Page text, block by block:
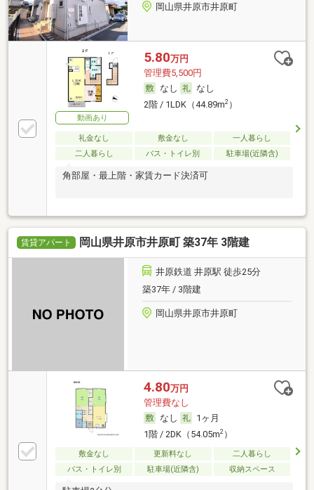
岡山県井原市井原町
動画あり
5.80万円
管理費5,500円
なし
なし
2階 / 1LDK（44.89m2）
礼金なし 敷金なし
一人暮らし
二人暮らし
バス・トイレ別 駐車場(近隣含)
角部屋・最上階・家賃カード決済可
賃貸アパート 岡山県井原市井原町 築37年 3階建
井原鉄道 井原駅 徒歩25分
築37年 / 3階建
岡山県井原市井原町
4.80万円
管理費なし
なし
1ヶ月
1階 / 2DK（54.05m2）
敷金なし 更新料なし
二人暮らし
バス・トイレ別
駐車場(近隣含) 収納スペース